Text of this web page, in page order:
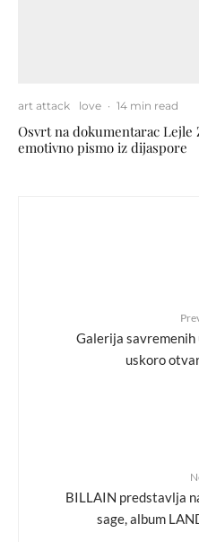
art attack love · 14 min read
Osvrt na dokumentarac Lejle
emotivno pismo iz dijaspore
Galerija
uskoro
BILLAIN predstavlja
sage, album